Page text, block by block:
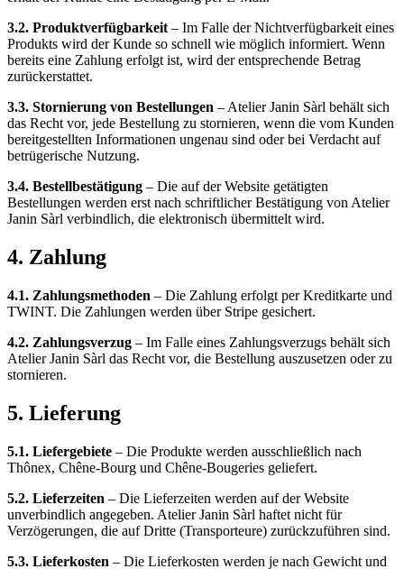
3.2. Produktverfügbarkeit – Im Falle der Nichtverfügbarkeit eines
Produkts wird der Kunde so schnell wie möglich informiert. Wenn
bereits eine Zahlung erfolgt ist, wird der entsprechende Betrag
zurückerstattet.
3.3. Stornierung von Bestellungen – Atelier Janin Sàrl behält sich
das Recht vor, jede Bestellung zu stornieren, wenn die vom Kunden
bereitgestellten Informationen ungenau sind oder bei Verdacht auf
betrügerische Nutzung.
3.4. Bestellbestätigung – Die auf der Website getätigten
Bestellungen werden erst nach schriftlicher Bestätigung von Atelier
Janin Sàrl verbindlich, die elektronisch übermittelt wird.
4. Zahlung
4.1. Zahlungsmethoden – Die Zahlung erfolgt per Kreditkarte und
TWINT. Die Zahlungen werden über Stripe gesichert.
4.2. Zahlungsverzug – Im Falle eines Zahlungsverzugs behält sich
Atelier Janin Sàrl das Recht vor, die Bestellung auszusetzen oder zu
stornieren.
5. Lieferung
5.1. Liefergebiete – Die Produkte werden ausschließlich nach
Thônex, Chêne-Bourg und Chêne-Bougeries geliefert.
5.2. Lieferzeiten – Die Lieferzeiten werden auf der Website
unverbindlich angegeben. Atelier Janin Sàrl haftet nicht für
Verzögerungen, die auf Dritte (Transporteure) zurückzuführen sind.
5.3. Lieferkosten – Die Lieferkosten werden je nach Gewicht und